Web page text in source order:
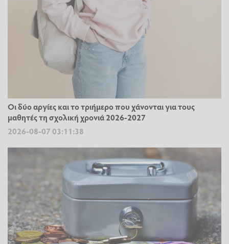
Οι δύο αργίες και το τριήμερο που χάνονται για τους
μαθητές τη σχολική χρονιά 2026-2027
2026-08-07 03:11:38